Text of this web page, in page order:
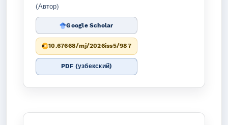
(Автор)
Google Scholar
10.67668/mj/2026iss5/987
PDF (узбекский)